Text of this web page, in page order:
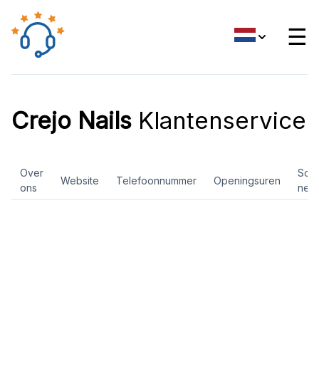
☰
Crejo Nails Klantenservice
Over
ons
Website Telefoonnummer Openingsuren